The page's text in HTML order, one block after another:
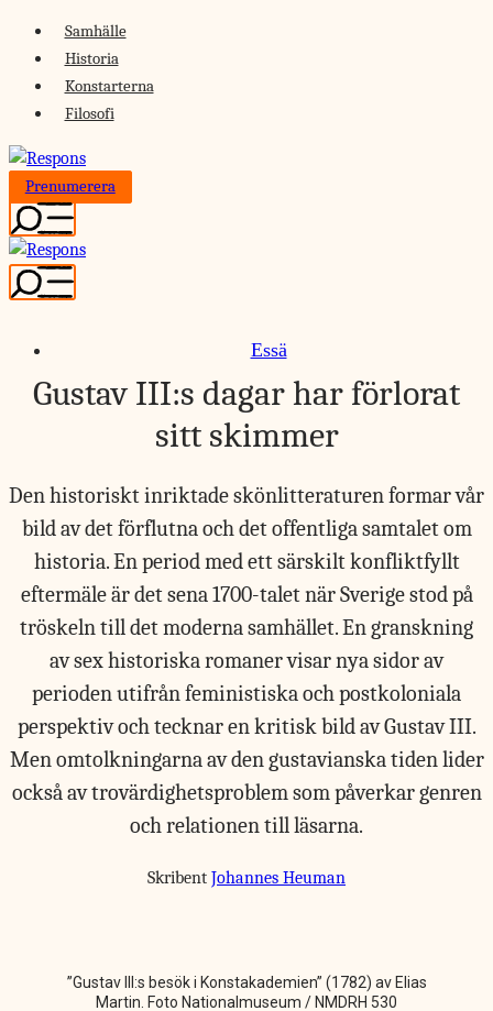
Skip
content
Samhälle
Historia
Konstarterna
Filosofi
Prenumerera
Essä
Gustav III:s dagar har förlorat
sitt skimmer
Den historiskt inriktade skönlitteraturen formar vår
bild av det förflutna och det offentliga samtalet om
historia. En period med ett särskilt konfliktfyllt
eftermäle är det sena 1700-talet när Sverige stod på
tröskeln till det moderna samhället. En granskning
av sex historiska romaner visar nya sidor av
perioden utifrån feministiska och postkoloniala
perspektiv och tecknar en kritisk bild av Gustav III.
Men omtolkningarna av den gustavianska tiden lider
också av trovärdighetsproblem som påverkar genren
och relationen till läsarna.
Skribent Johannes Heuman
”Gustav III:s besök i Konstakademien” (1782) av Elias
Martin. Foto Nationalmuseum / NMDRH 530